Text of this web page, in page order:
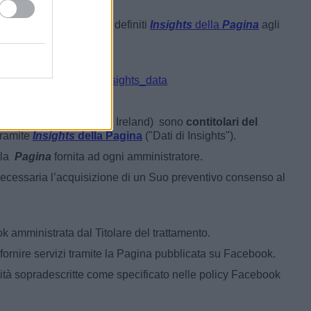
di dati statistici definiti Insights della Pagina agli
presenti.
Harbour, Dublin 2, Ireland) sono contitolari del
Insights della Pagina ("Dati di Insights").
Pagina fornita ad ogni amministratore.
l’acquisizione di un Suo preventivo consenso al
amministrata dal Titolare del trattamento.
servizi tramite la Pagina pubblicata su Facebook.
sopradescritte come specificato nelle policy Facebook